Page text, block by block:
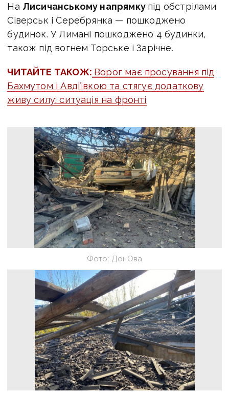
На Лисичанському напрямку під обстрілами
Сіверськ і Серебрянка — пошкоджено
будинок. У Лимані пошкоджено 4 будинки,
також під вогнем Торське і Зарічне.
ЧИТАЙТЕ ТАКОЖ: Ворог має просування під
Бахмутом і Авдіївкою та стягує додаткову
живу силу: ситуація на фронті
Фото: ДонОва